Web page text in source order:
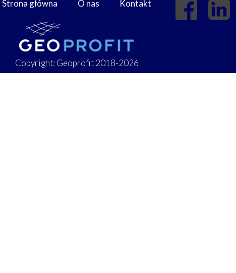
Copyright: Geoprofit 2018-2026
Strona główna O nas Kontakt